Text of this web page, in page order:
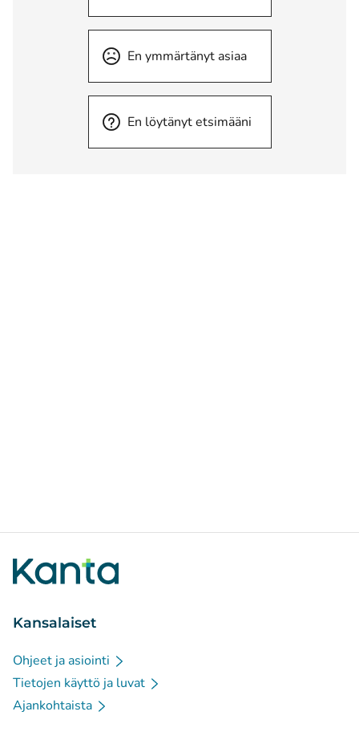
En ymmärtänyt asiaa
En löytänyt etsimääni
Kansalaiset
Ohjeet ja asiointi
Tietojen käyttö ja luvat
Ajankohtaista